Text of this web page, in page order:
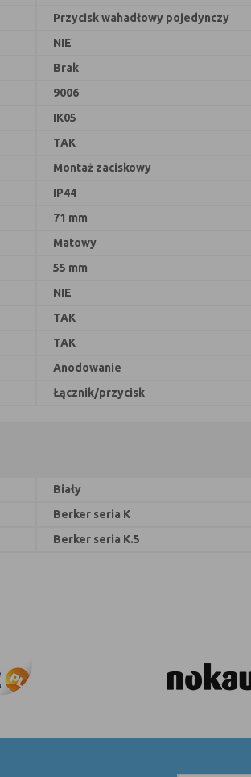
Przycisk wahadłowy pojedynczy
NIE
Brak
9006
IK05
TAK
Montaż zaciskowy
IP44
71 mm
Matowy
55 mm
NIE
TAK
TAK
Anodowanie
Łącznik/przycisk
Biały
Berker seria K
Berker seria K.5